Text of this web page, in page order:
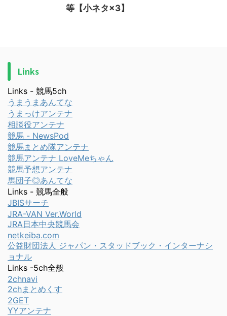
等【小ネタ×3】
Links
Links - 競馬5ch
うまうまあんてな
うまっけアンテナ
相談役アンテナ
競馬 - NewsPod
競馬まとめ隊アンテナ
競馬アンテナ LoveMeちゃん
競馬予想アンテナ
馬団子◎あんてな
Links - 競馬全般
JBISサーチ
JRA-VAN Ver.World
JRA日本中央競馬会
netkeiba.com
公益財団法人 ジャパン・スタッドブック・インターナシ
ョナル
Links -5ch全般
2chnavi
2chまとめくす
2GET
YYアンテナ